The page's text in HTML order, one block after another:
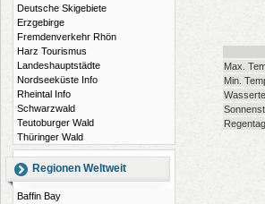
Deutsche Skigebiete
Erzgebirge
Fremdenverkehr Rhön
Harz Tourismus
Landeshauptstädte
Nordseeküste Info
Rheintal Info
Schwarzwald
Teutoburger Wald
Thüringer Wald
Regionen Weltweit
Baffin Bay
Max.
Min.